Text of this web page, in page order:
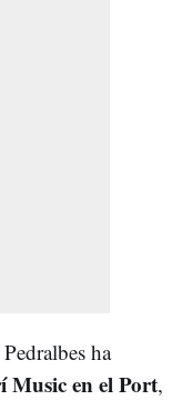
ha
Music en el Port,